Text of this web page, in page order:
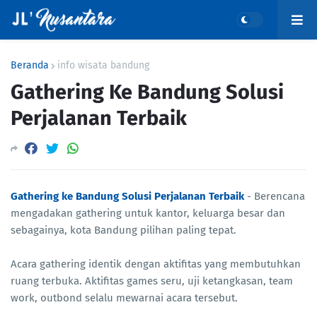
Beranda info wisata bandung
Gathering Ke Bandung Solusi
Perjalanan Terbaik
Gathering ke Bandung Solusi Perjalanan Terbaik- Berencana
mengadakan gathering untuk kantor, keluarga besar dan
sebagainya, kota Bandung pilihan paling tepat.
Acara gathering identik dengan aktifitas yang membutuhkan
ruang terbuka. Aktifitas games seru, uji ketangkasan, team
work, outbond selalu mewarnai acara tersebut.